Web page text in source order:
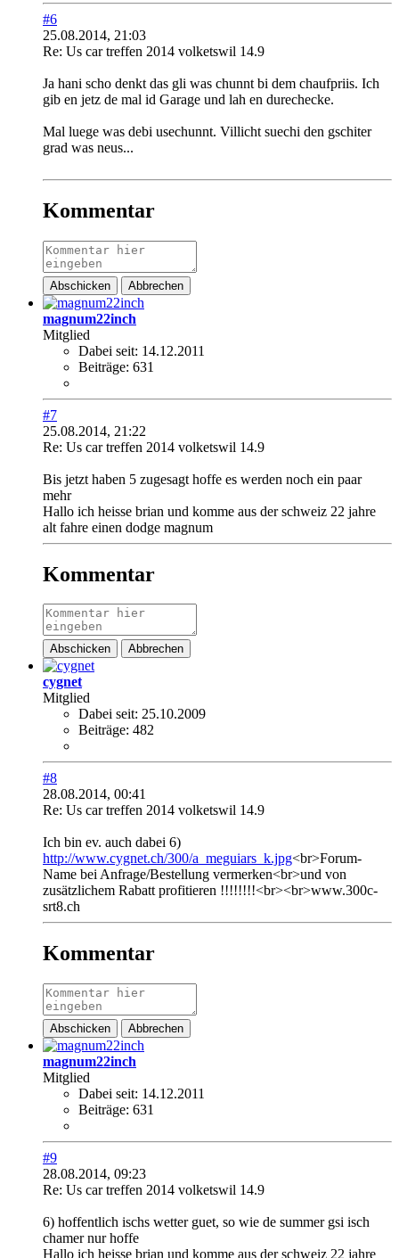
#6
25.08.2014, 21:03
Re: Us car treffen 2014 volketswil 14.9
Ja hani scho denkt das gli was chunnt bi dem chaufpriis. Ich
gib en jetz de mal id Garage und lah en durechecke.
Mal luege was debi usechunnt. Villicht suechi den gschiter
grad was neus...
Kommentar
Abschicken Abbrechen
magnum22inch
Mitglied
Dabei seit: 14.12.2011
Beiträge: 631
#7
25.08.2014, 21:22
Re: Us car treffen 2014 volketswil 14.9
Bis jetzt haben 5 zugesagt hoffe es werden noch ein paar
mehr
Hallo ich heisse brian und komme aus der schweiz 22 jahre
alt fahre einen dodge magnum
Kommentar
Abschicken Abbrechen
cygnet
Mitglied
Dabei seit: 25.10.2009
Beiträge: 482
#8
28.08.2014, 00:41
Re: Us car treffen 2014 volketswil 14.9
Ich bin ev. auch dabei 6)
http://www.cygnet.ch/300/a_meguiars_k.jpg<br>Forum-
Name bei Anfrage/Bestellung vermerken<br>und von
zusätzlichem Rabatt profitieren !!!!!!!!<br><br>www.300c-
srt8.ch
Kommentar
Abschicken Abbrechen
magnum22inch
Mitglied
Dabei seit: 14.12.2011
Beiträge: 631
#9
28.08.2014, 09:23
Re: Us car treffen 2014 volketswil 14.9
6) hoffentlich ischs wetter guet, so wie de summer gsi isch
chamer nur hoffe
Hallo ich heisse brian und komme aus der schweiz 22 jahre